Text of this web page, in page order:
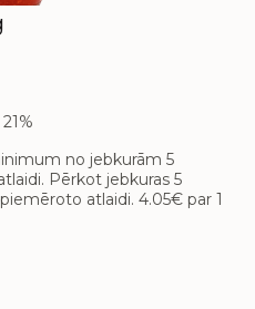
no jebkurām 5
Pērkot jebkuras 5
atlaidi. 4.05€ par 1